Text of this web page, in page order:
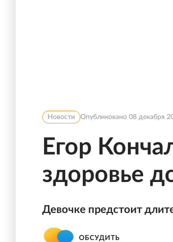
Новости Опубликовано 08 декабря
Егор
здоровье
Девочке предстоит
ОБСУДИТЬ